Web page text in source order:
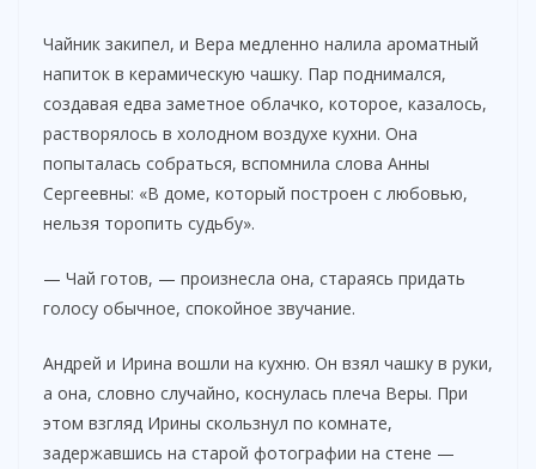
Чайник закипел, и Вера медленно налила ароматный
напиток в керамическую чашку. Пар поднимался,
создавая едва заметное облачко, которое, казалось,
растворялось в холодном воздухе кухни. Она
попыталась собраться, вспомнила слова Анны
Сергеевны: «В доме, который построен с любовью,
нельзя торопить судьбу».
— Чай готов, — произнесла она, стараясь придать
голосу обычное, спокойное звучание.
Андрей и Ирина вошли на кухню. Он взял чашку в руки,
а она, словно случайно, коснулась плеча Веры. При
этом взгляд Ирины скользнул по комнате,
задержавшись на старой фотографии на стене —